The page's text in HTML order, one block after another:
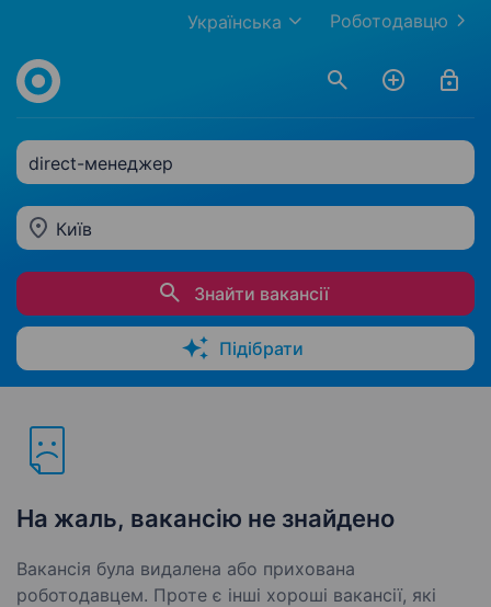
Роботодавцю
Українська
direct-менеджер
Київ
Знайти вакансії
Підібрати
На жаль, вакансію не знайдено
Вакансія була видалена або прихована
роботодавцем. Проте є інші хороші вакансії, які